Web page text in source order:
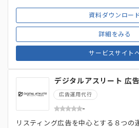
資料ダウンロー
詳細をみる
サービスサイト
デジタルアスリート 広
広告運用代行
-
リスティング広告を中心とする８つの